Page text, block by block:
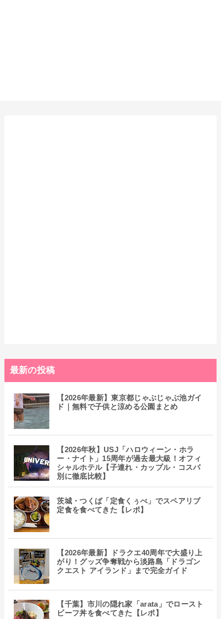
最新の投稿
【2026年最新】東京都じゃぶじゃぶ池ガイ
ド｜無料で子供と涼める公園まとめ
【2026年秋】USJ「ハロウィーン・ホラ
ー・ナイト」15周年が過去最大級！オフィ
シャルホテル【子連れ・カップル・コスパ
別に徹底比較】
茨城・つくば「定食くぅべ」でスペアリブ
定食を食べてきた【レポ】
【2026年最新】ドラクエ40周年で大盛り上
がり！グッズ争奪戦から淡路島「ドラゴン
クエスト アイランド」まで完全ガイド
【千葉】市川の隠れ家「arata」でロースト
ビーフ丼を食べてきた【レポ】